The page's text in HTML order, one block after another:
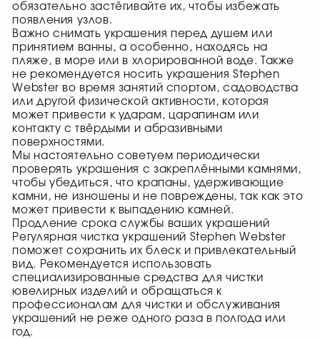
обязательно застёгивайте их, чтобы избежать
появления узлов.
Важно снимать украшения перед душем или
принятием ванны, а особенно, находясь на
пляже, в море или в хлорированной воде. Также
не рекомендуется носить украшения Stephen
Webster во время занятий спортом, садоводства
или другой физической активности, которая
может привести к ударам, царапинам или
контакту с твёрдыми и абразивными
поверхностями.
Мы настоятельно советуем периодически
проверять украшения с закреплёнными камнями,
чтобы убедиться, что крапаны, удерживающие
камни, не изношены и не повреждены, так как это
может привести к выпадению камней.
Продление срока службы ваших украшений
Регулярная чистка украшений Stephen Webster
поможет сохранить их блеск и привлекательный
вид. Рекомендуется использовать
специализированные средства для чистки
ювелирных изделий и обращаться к
профессионалам для чистки и обслуживания
украшений не реже одного раза в полгода или
год.